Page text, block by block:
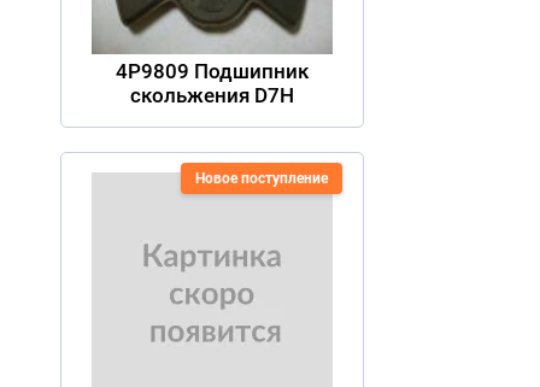
4P9809 Подшипник
скольжения D7H
Новое поступление